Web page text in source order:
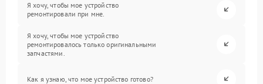
Я хочу, чтобы мое устройство
ремонтировали при мне.
Я хочу, чтобы мое устройство
ремонтировалось только оригинальными
запчастями.
Как я узнаю, что мое устройство готово?